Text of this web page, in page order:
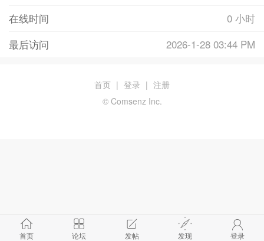
在线时间
0 小时
最后访问
2026-1-28 03:44 PM
首页 论坛 发帖 发现 登录
首页 | 登录 | 注册
© Comsenz Inc.